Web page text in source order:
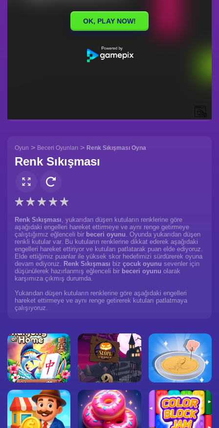
Oyun > Beceri Oyunları > Renk Sıkışması Oyna
Renk Sıkışması
Renk Sıkışması, yukarıdan düşen kutuların renklerine göre
aşağıdaki engelleri hareket ettirmeye ve aynı renge getirmeye
çalıştığımız eğlenceli bir beceri oyunu. Oyunda yukarıdan düşen
renkli kutular var. Bu kutuların renklerine dikkat ederek aşağıdaki
engelleri hareket ettiriyor ve kutuları patlatarak puan elde ediyoruz.
Elde ettiğimiz puanlar ile yüksek skor hedefimizi sürdürerek oyuna
devam ediyoruz. Renk Sıkışması biz çocuk oyunu sevenler için
düşünülerek hazırlanmış eğlenceli bir beceri oyunu olarak
karşımıza çıkmış durumda.
Yukarıdan düşen kutuların renklerine göre aşağıdaki engelleri
hareket ettirmeye ve aynı renge getirerek kutuları patlatmaya
çalışıyoruz.